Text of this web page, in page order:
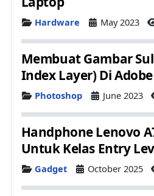
DetailsHardware May 2023
Membuat Gambar
Index Layer) Di
DetailsPhotoshop June 2023
Handphone Lenovo
Untuk Kelas Entry
Details
Gadget October 2025